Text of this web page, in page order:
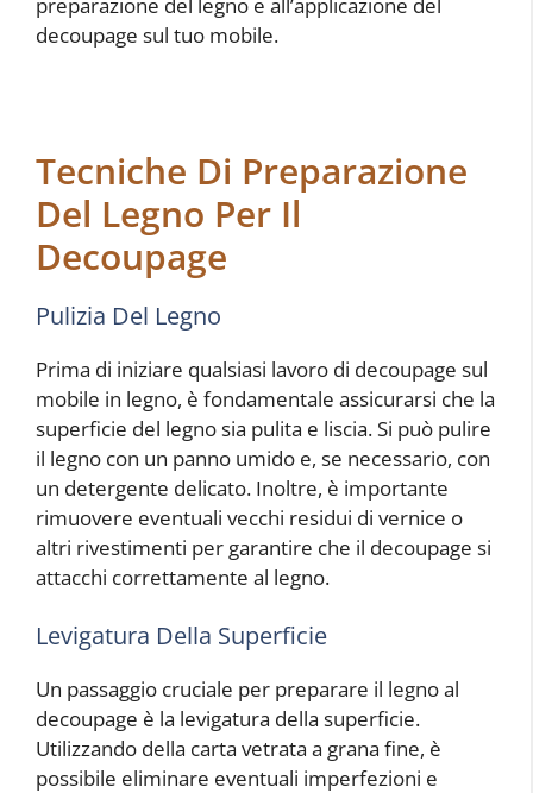
decoupage sul tuo mobile.
Tecniche Di Preparazione
Del Legno Per Il
Decoupage
Pulizia Del Legno
Prima di iniziare qualsiasi lavoro di decoupage sul
mobile in legno, è fondamentale assicurarsi che la
superficie del legno sia pulita e liscia. Si può pulire
il legno con un panno umido e, se necessario, con
un detergente delicato. Inoltre, è importante
rimuovere eventuali vecchi residui di vernice o
altri rivestimenti per garantire che il decoupage si
attacchi correttamente al legno.
Levigatura Della Superficie
Un passaggio cruciale per preparare il legno al
decoupage è la levigatura della superficie.
Utilizzando della carta vetrata a grana fine, è
possibile eliminare eventuali imperfezioni e